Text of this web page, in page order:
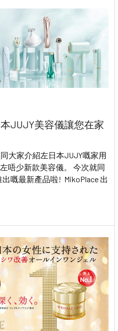
JUJY美容儀讓您在家
大家介紹左日本JUJY嘅家用
唔少新款美容儀。 今次就同
嘅最新產品啦! MikoPlace 出